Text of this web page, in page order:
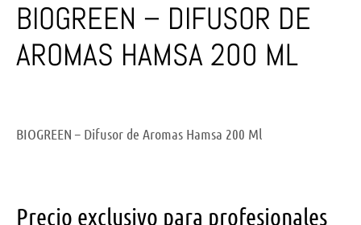
BIOGREEN – DIFUSOR DE
AROMAS HAMSA 200 ML
BIOGREEN – Difusor de Aromas Hamsa 200 Ml
Precio exclusivo para profesionales